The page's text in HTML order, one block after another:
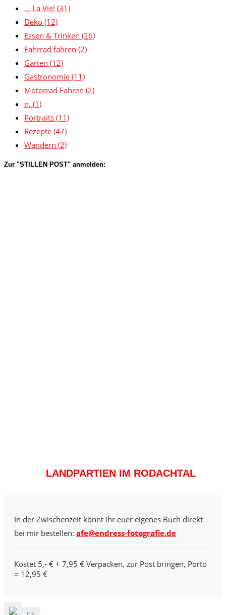
… La Vie! (31)
Deko (12)
Essen & Trinken (26)
Fahrrad fahren (2)
Garten (12)
Gastronomie (11)
Motorrad Fahren (2)
n, (1)
Portraits (11)
Rezepte (47)
Wandern (2)
Zur "STILLEN POST" anmelden:
LANDPARTIEN IM RODACHTAL
In der Zwischenzeit könnt ihr euer eigenes Buch direkt
bei mir bestellen: afe@endress-fotografie.de
Kostet 5,- € + 7,95 € Verpacken, zur Post bringen, Porto
= 12,95 €